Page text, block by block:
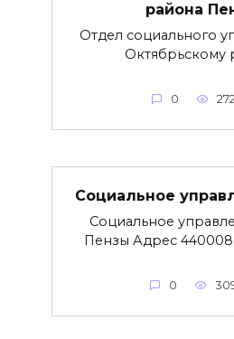
района
Отдел социального
Октябрьскому
0
Социальное
Социальное
Пензы Адрес
0